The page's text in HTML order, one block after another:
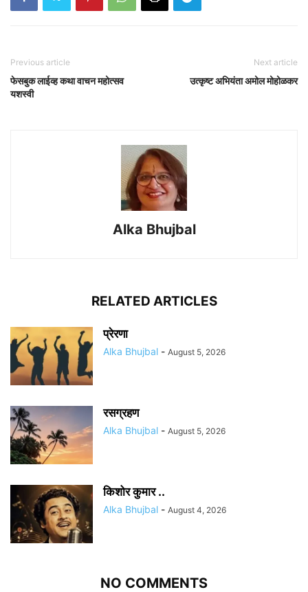
Previous article
फेसबुक लाईव्ह कथा वाचन महोत्सव
यशस्वी
Next article
उत्कृष्ट अभियंता अमोल मोहोळकर
Alka Bhujbal
RELATED ARTICLES
प्रेरणा
Alka Bhujbal - August 5, 2026
रसग्रहण
Alka Bhujbal - August 5, 2026
किशोर कुमार ..
Alka Bhujbal - August 4, 2026
NO COMMENTS